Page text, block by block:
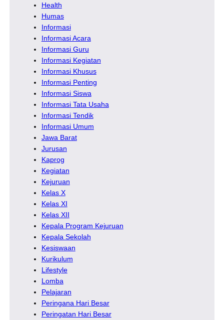
Health
Humas
Informasi
Informasi Acara
Informasi Guru
Informasi Kegiatan
Informasi Khusus
Informasi Penting
Informasi Siswa
Informasi Tata Usaha
Informasi Tendik
Informasi Umum
Jawa Barat
Jurusan
Kaprog
Kegiatan
Kejuruan
Kelas X
Kelas XI
Kelas XII
Kepala Program Kejuruan
Kepala Sekolah
Kesiswaan
Kurikulum
Lifestyle
Lomba
Pelajaran
Peringana Hari Besar
Peringatan Hari Besar